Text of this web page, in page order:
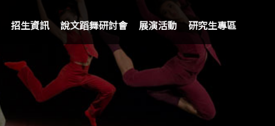
招生資訊 說文蹈舞研討會 展演活動 研究生專區